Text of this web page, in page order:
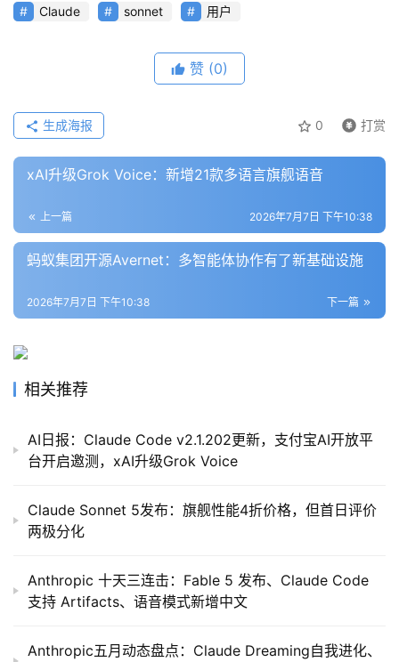
报
Claude sonnet 用户
赞 (0)
0 打赏
生成海报
xAI升级Grok Voice：新增21款多语言旗舰语音
上一篇 2026年7月7日 下午10:38
蚂蚁集团开源Avernet：多智能体协作有了新基础设施
下一篇
2026年7月7日 下午10:38
相关推荐
AI日报：Claude Code v2.1.202更新，支付宝AI开放平
台开启邀测，xAI升级Grok Voice
Claude Sonnet 5发布：旗舰性能4折价格，但首日评价
两极分化
Anthropic 十天三连击：Fable 5 发布、Claude Code
支持 Artifacts、语音模式新增中文
Anthropic五月动态盘点：Claude Dreaming自我进化、